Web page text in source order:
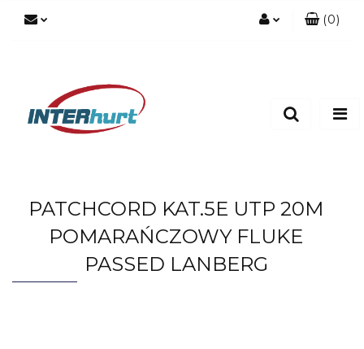
(0)
PATCHCORD KAT.5E UTP 20M
POMARAŃCZOWY FLUKE
PASSED LANBERG